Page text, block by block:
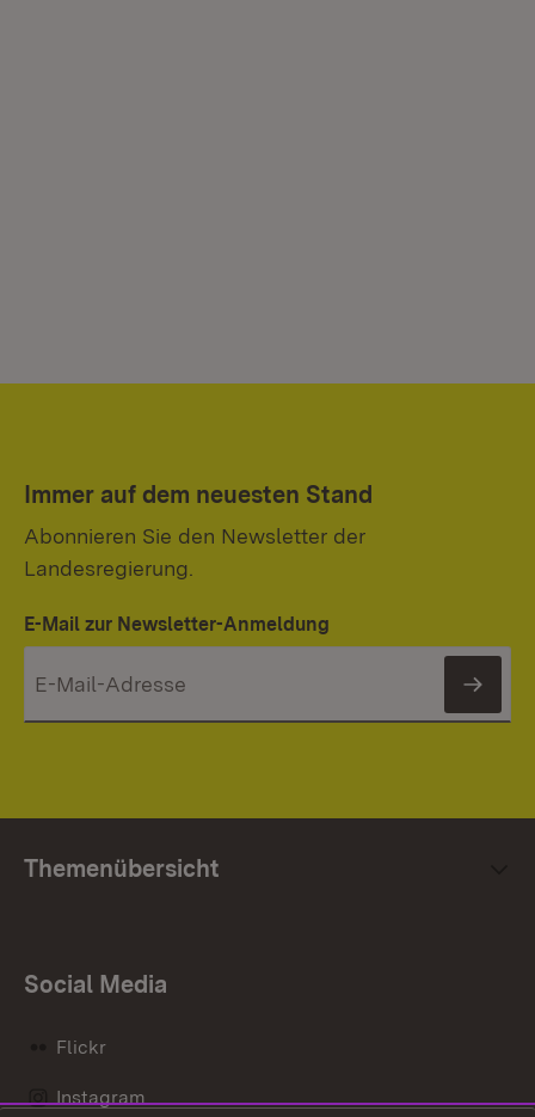
Immer auf dem neuesten Stand
Abonnieren Sie den Newsletter der
Landesregierung.
E-Mail zur Newsletter-Anmeldung
Themenübersicht
Social Media
Flickr
Instagram